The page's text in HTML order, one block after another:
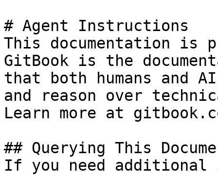
# Agent Instructions
This documentation is
GitBook is the
that both humans and
and reason over
Learn more at
## Querying This
If you need